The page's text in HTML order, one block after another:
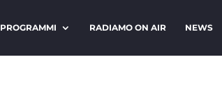
PROGRAMMI RADIAMO ON AIR NEWS